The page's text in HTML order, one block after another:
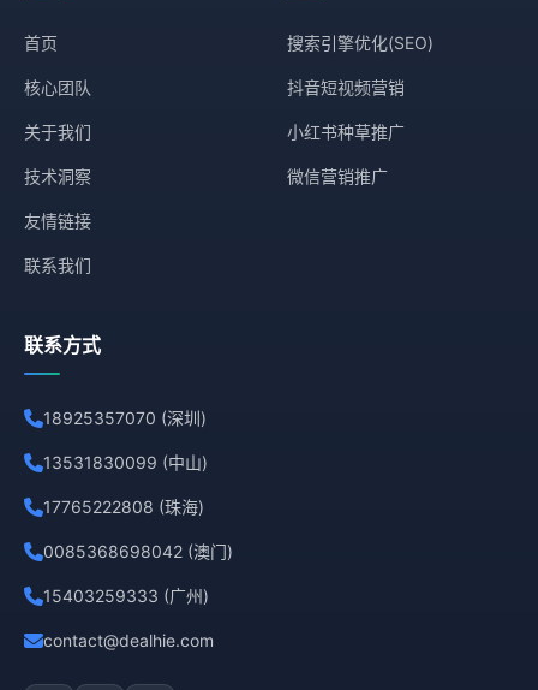
首页
核心团队
关于我们
技术洞察
友情链接
联系我们
搜索引擎优化(SEO)
抖音短视频营销
小红书种草推广
微信营销推广
联系方式
18925357070 (深圳)
13531830099 (中山)
17765222808 (珠海)
0085368698042 (澳门)
15403259333 (广州)
contact@dealhie.com